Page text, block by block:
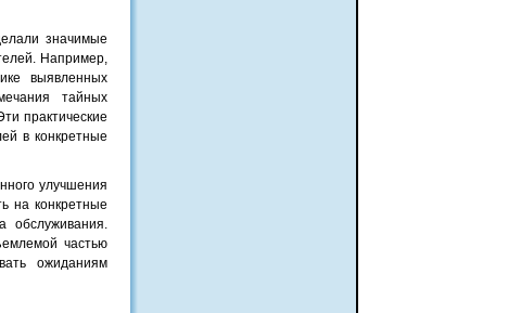
значимые
Например,
выявленных
тайных
практические
в конкретные
улучшения
на конкретные
обслуживания.
частью
ожиданиям